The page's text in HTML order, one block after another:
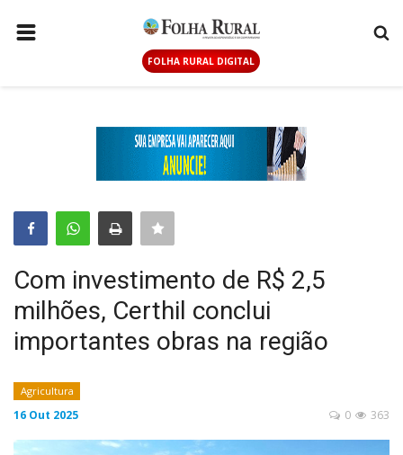
FOLHA RURAL DIGITAL
GERAL
CONTATO
LOGIN
CADASTRAR
Com investimento de R$ 2,5
milhões, Certhil conclui
importantes obras na região
Agricultura
16 Out 2025 363
0